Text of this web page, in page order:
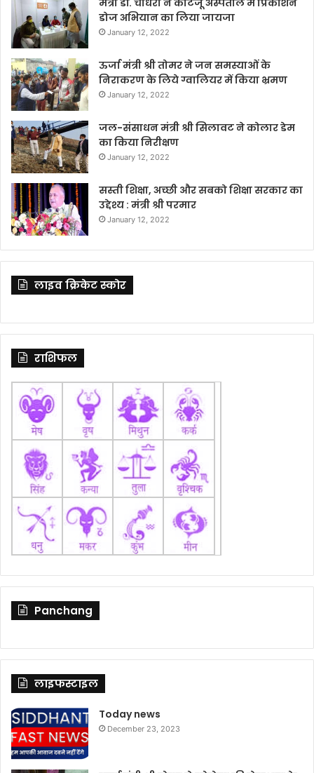
डोज अभियान का लिया जायजा
January 12, 2022
ऊर्जा मंत्री श्री तोमर ने जन समस्याओं के
निराकरण के लिये ग्वालियर में किया भ्रमण
January 12, 2022
जल-संसाधन मंत्री श्री सिलावट ने कोलार डेम
का किया निरीक्षण
January 12, 2022
सस्ती शिक्षा, अच्छी और सबको शिक्षा सरकार का
उद्देश्य : मंत्री श्री परमार
January 12, 2022
लाइव क्रिकेट स्कोर
राशिफल
Panchang
लाइफस्टाइल
Today news
December 23, 2023